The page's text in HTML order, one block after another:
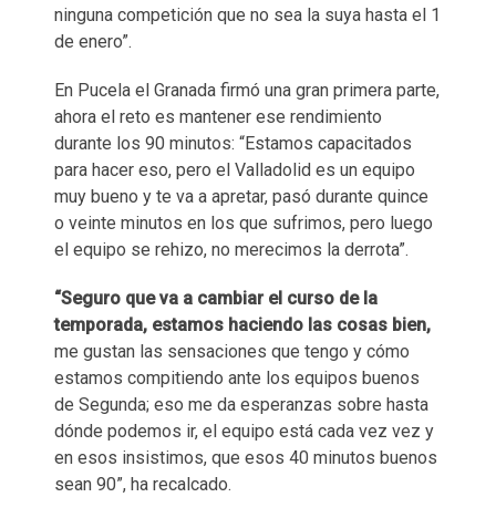
ninguna competición que no sea la suya hasta el 1
de enero”.
En Pucela el Granada firmó una gran primera parte,
ahora el reto es mantener ese rendimiento
durante los 90 minutos: “Estamos capacitados
para hacer eso, pero el Valladolid es un equipo
muy bueno y te va a apretar, pasó durante quince
o veinte minutos en los que sufrimos, pero luego
el equipo se rehizo, no merecimos la derrota”.
“Seguro que va a cambiar el curso de la
temporada, estamos haciendo las cosas bien,
me gustan las sensaciones que tengo y cómo
estamos compitiendo ante los equipos buenos
de Segunda; eso me da esperanzas sobre hasta
dónde podemos ir, el equipo está cada vez vez y
en esos insistimos, que esos 40 minutos buenos
sean 90”, ha recalcado.